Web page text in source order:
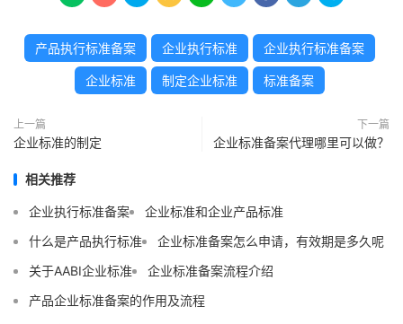
产品执行标准备案 企业执行标准 企业执行标准备案
企业标准 制定企业标准 标准备案
上一篇
企业标准的制定
下一篇
企业标准备案代理哪里可以做？
相关推荐
企业执行标准备案
企业标准和企业产品标准
什么是产品执行标准
企业标准备案怎么申请，有效期是多久呢
关于AABI企业标准
企业标准备案流程介绍
产品企业标准备案的作用及流程